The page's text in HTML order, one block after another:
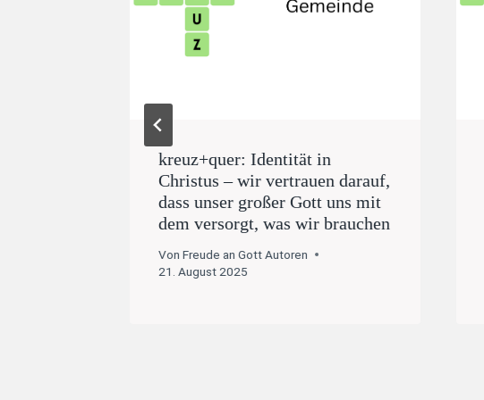
kreuz+quer: Identität in
Christus – wir vertrauen darauf,
dass unser großer Gott uns mit
dem versorgt, was wir brauchen
Von Freude an Gott Autoren
21. August 2025